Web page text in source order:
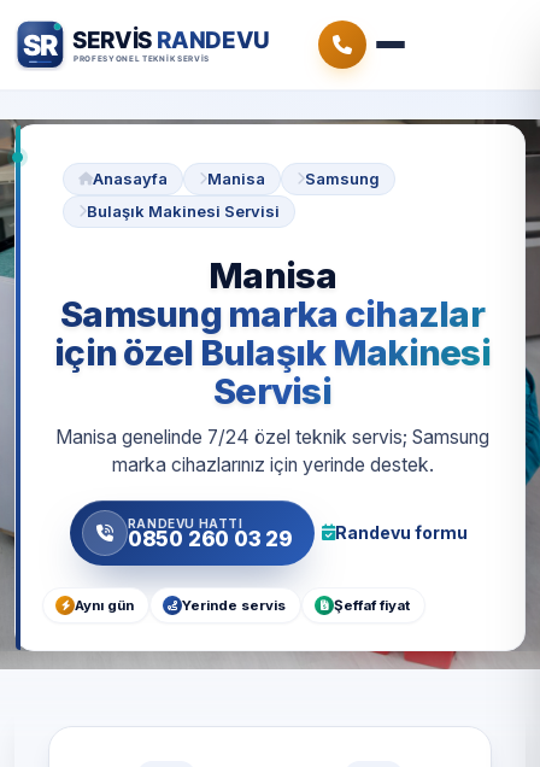
Anasayfa Manisa
Samsung
Bulaşık Makinesi Servisi
Manisa
Samsung marka cihazlar
için özel Bulaşık Makinesi
Servisi
Manisa genelinde 7/24 özel teknik servis; Samsung
marka cihazlarınız için yerinde destek.
RANDEVU HATTI
0850 260 03 29 Randevu formu
Aynı gün Yerinde servis Şeffaf fiyat